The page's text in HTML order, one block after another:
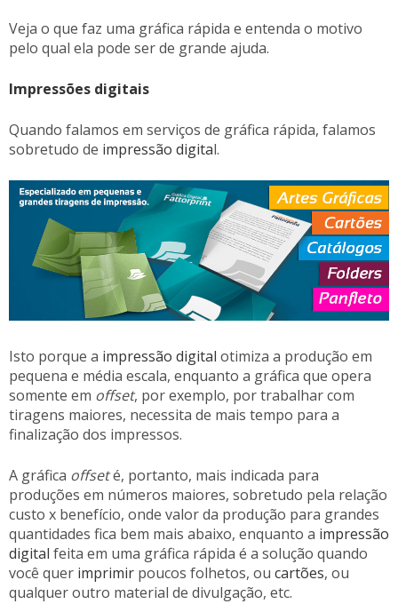
Veja o que faz uma gráfica rápida e entenda o motivo
pelo qual ela pode ser de grande ajuda.
Impressões digitais
Quando falamos em serviços de gráfica rápida, falamos
sobretudo de impressão digital.
Isto porque a impressão digital otimiza a produção em
pequena e média escala, enquanto a gráfica que opera
somente em offset, por exemplo, por trabalhar com
tiragens maiores, necessita de mais tempo para a
finalização dos impressos.
A gráfica offseté, portanto, mais indicada para
produções em números maiores, sobretudo pela relação
custo x benefício, onde valor da produção para grandes
quantidades fica bem mais abaixo, enquanto a impressão
digital feita em uma gráfica rápida é a solução quando
você quer imprimir poucos folhetos, ou cartões, ou
qualquer outro material de divulgação, etc.